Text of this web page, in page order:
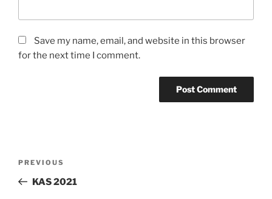
Save my name, email, and website in this browser
for the next time I comment.
Previous
Post
PREVIOUS
KAS 2021